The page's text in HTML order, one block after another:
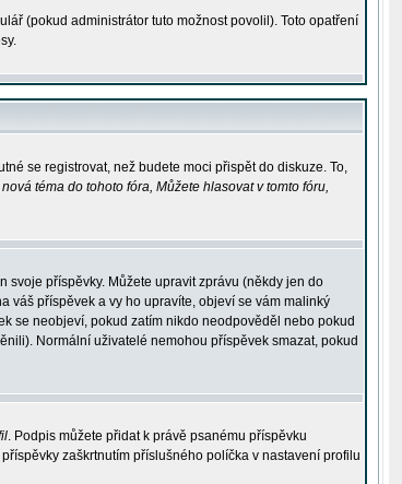
(pokud administrátor tuto možnost povolil). Toto opatření
se registrovat, než budete moci přispět do diskuze. To,
téma do tohoto fóra, Můžete hlasovat v tomto fóru,
svoje příspěvky. Můžete upravit zprávu (někdy jen do
váš příspěvek a vy ho upravíte, objeví se vám malinký
se neobjeví, pokud zatím nikdo neodpověděl nebo pokud
Normální uživatelé nemohou příspěvek smazat, pokud
. Podpis můžete přidat k právě psanému příspěvku
zaškrtnutím příslušného políčka v nastavení profilu